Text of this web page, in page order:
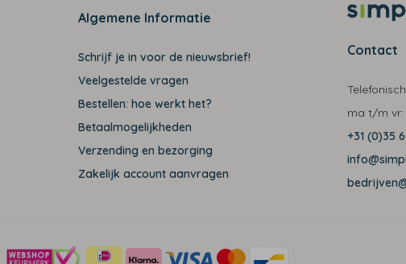
Algemene Informatie
Schrijf je in voor de nieuwsbrief!
Veelgestelde vragen
Bestellen: hoe werkt het?
Betaalmogelijkheden
Verzending en bezorging
Zakelijk account aanvragen
Contact
ma t/m vr:
+31 (0)35